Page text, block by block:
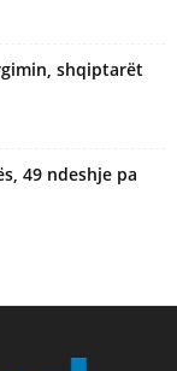
shqiptarët
49 ndeshje pa